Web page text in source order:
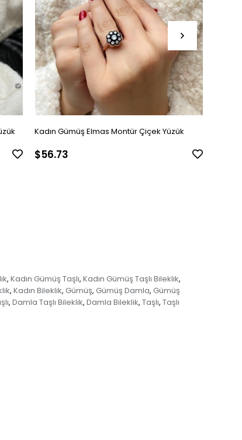
Kadın Gümüş Elmas Montür Çiçek Yüzük
$56.73
, Kadın Gümüş Taşlı, Kadın Gümüş Taşlı Bileklik,
, Kadın Bileklik, Gümüş, Gümüş Damla, Gümüş
, Damla Taşlı Bileklik, Damla Bileklik, Taşlı, Taşlı